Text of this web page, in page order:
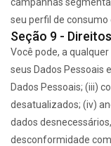
seu perfil de consumo
Seção 9 -
Você pode, a
seus Dados Pessoais
Dados Pessoais; (iii)
desatualizados; (iv)
dados
desconformidade